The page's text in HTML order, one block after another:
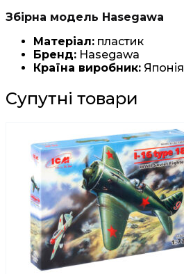
Збірна модель Hasegawa
Матеріал: пластик
Бренд: Hasegawa
Країна виробник: Японія
Супутні товари